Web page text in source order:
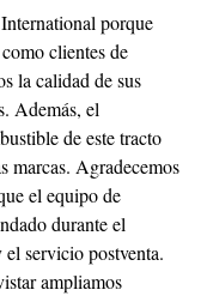
porque
clientes de
la calidad de sus
Además, el
de este tracto
marcas. Agradecemos
el equipo de
durante el
servicio postventa.
ampliamos